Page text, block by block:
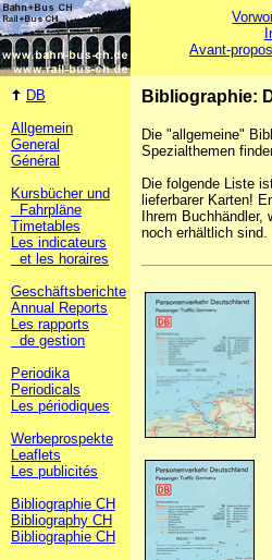
Avant-propos
DB
Allgemein
General
Général
Kursbücher und
Fahrpläne
Timetables
Les indicateurs
et les horaires
Geschäftsberichte
Annual Reports
Les rapports
de gestion
Periodika
Periodicals
Les périodiques
Werbeprospekte
Leaflets
Les publicités
Bibliographie CH
Bibliography CH
Bibliographie CH
Bibliographie:
Die "allgemeine"
Spezialthemen
Die folgende Liste
lieferbarer Karten!
Ihrem
noch erhältlich sind.